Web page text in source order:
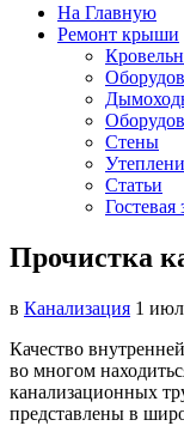
На Главную
Ремонт крыши
Стены
Статьи
Гостевая
Прочистка
в Канализация 1
Качество
во многом
канализационных
представлены в